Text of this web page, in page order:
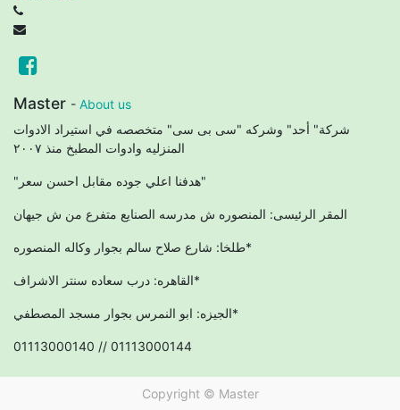
Master - About us
شركة" أحد" وشركه "سى بى سى" متخصصه في استيراد الادوات
"هدفنا اعلي جوده مقابل احسن سعر"
المقر الرئيسى: المنصوره ش مدرسه الصنايع متفرع من ش جيهان
طلخا: شارع صلاح سالم بجوار وكاله المنصوره*
القاهره: درب سعاده سنتر الاشراف*
الجيزه: ابو النمرس بجوار مسجد المصطفي*
01113000140 // 01113000144
Copyright © Master